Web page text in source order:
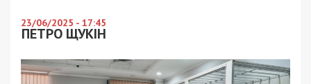
23/06/2025 - 17:45
ПЕТРО ЩУКІН